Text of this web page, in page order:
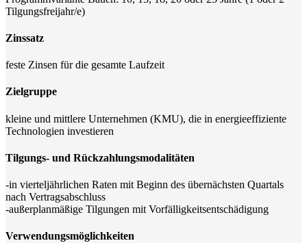
Tilgungsfreijahr/e)
Zinssatz
feste Zinsen für die gesamte Laufzeit
Zielgruppe
kleine und mittlere Unternehmen (KMU), die in energieeffiziente
Technologien investieren
Tilgungs- und Rückzahlungsmodalitäten
-in vierteljährlichen Raten mit Beginn des übernächsten Quartals
nach Vertragsabschluss
-außerplanmäßige Tilgungen mit Vorfälligkeitsentschädigung
Verwendungsmöglichkeiten